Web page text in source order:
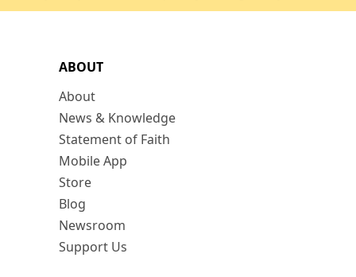
ABOUT
About
News & Knowledge
Statement of Faith
Mobile App
Store
Blog
Newsroom
Support Us